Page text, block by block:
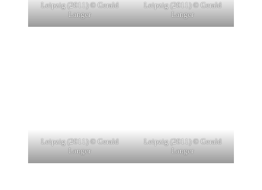
Leipzig (2011) © Gerald
Langer
Leipzig (2011) © Gerald
Langer
Leipzig (2011) © Gerald
Langer
Leipzig (2011) © Gerald
Langer